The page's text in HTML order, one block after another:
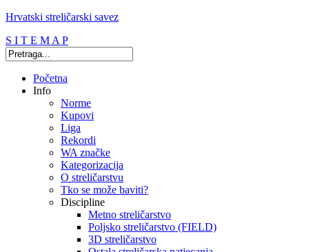
Hrvatski streličarski savez
S I T E M A P
Početna
Info
Norme
Kupovi
Liga
Rekordi
WA značke
Kategorizacija
O streličarstvu
Tko se može baviti?
Discipline
Metno streličarstvo
Poljsko streličarstvo (FIELD)
3D streličarstvo